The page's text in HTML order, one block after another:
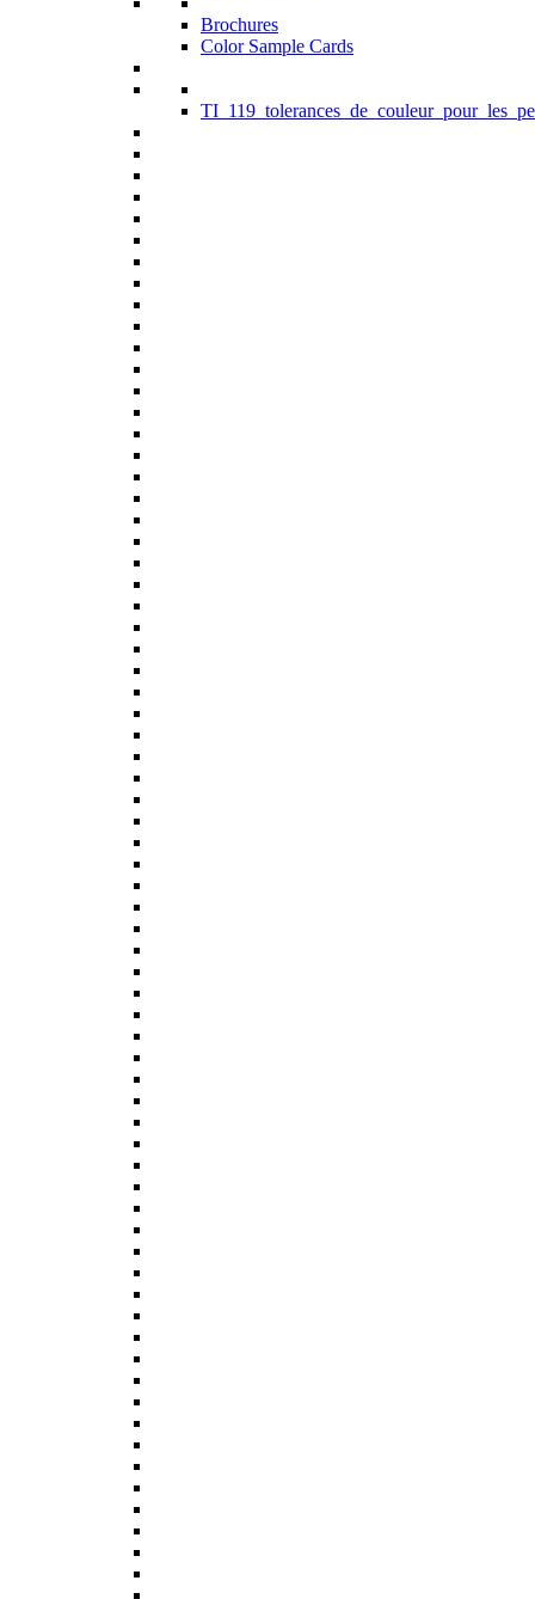
Brochures
Color Sample Cards